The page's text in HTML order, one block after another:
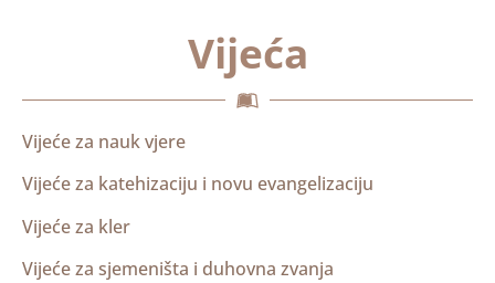
Vijeća
Vijeće za nauk vjere
Vijeće za katehizaciju i novu evangelizaciju
Vijeće za kler
Vijeće za sjemeništa i duhovna zvanja